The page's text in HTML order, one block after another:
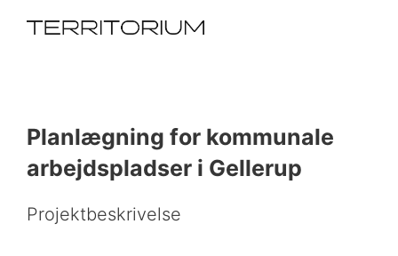
Planlægning for kommunale
arbejdspladser i Gellerup
Projektbeskrivelse